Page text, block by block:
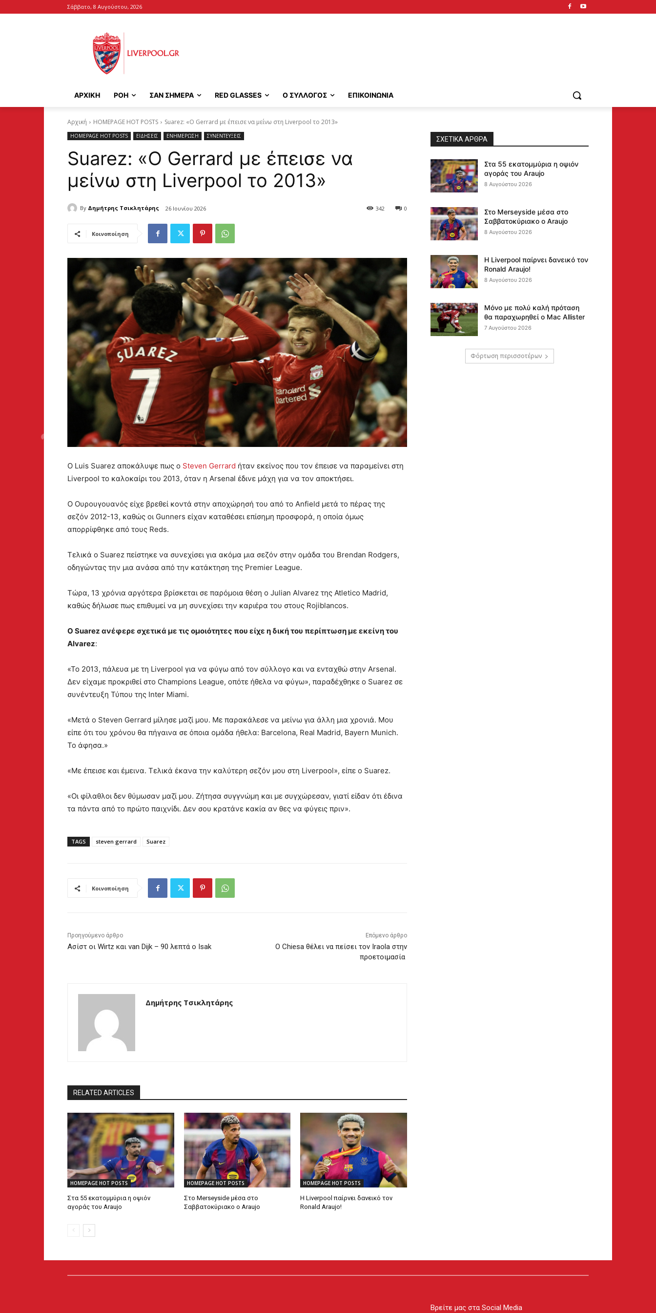
Σάββατο, 8 Αυγούστου, 2026
ΑΡΧΙΚΉ ΡΟΗ ΣΑΝ ΣΗΜΕΡΑ RED GLASSES Ο ΣΥΛΛΟΓΟΣ ΕΠΙΚΟΙΝΩΝΙΑ
Αρχική HOMEPAGE HOT POSTS Suarez: «Ο Gerrard με έπεισε να μείνω στη Liverpool το 2013»
HOMEPAGE HOT POSTS ΕΙΔΗΣΕΙΣ ΕΝΗΜΕΡΩΣΗ ΣΥΝΕΝΤΕΥΞΕΙΣ
Suarez: «Ο Gerrard με έπεισε να
μείνω στη Liverpool το 2013»
By Δημήτρης Τσικλητάρης 26 Ιουνίου 2026 0
342
Κοινοποίηση
Ο Luis Suarez αποκάλυψε πως ο Steven Gerrard ήταν εκείνος που τον έπεισε να παραμείνει στη
Liverpool το καλοκαίρι του 2013, όταν η Arsenal έδινε μάχη για να τον αποκτήσει.
Ο Ουρουγουανός είχε βρεθεί κοντά στην αποχώρησή του από το Anfield μετά το πέρας της
σεζόν 2012-13, καθώς οι Gunners είχαν καταθέσει επίσημη προσφορά, η οποία όμως
απορρίφθηκε από τους Reds.
Τελικά ο Suarez πείστηκε να συνεχίσει για ακόμα μια σεζόν στην ομάδα του Brendan Rodgers,
οδηγώντας την μια ανάσα από την κατάκτηση της Premier League.
Τώρα, 13 χρόνια αργότερα βρίσκεται σε παρόμοια θέση ο Julian Alvarez της Atletico Madrid,
καθώς δήλωσε πως επιθυμεί να μη συνεχίσει την καριέρα του στους Rojiblancos.
Ο Suarez ανέφερε σχετικά με τις ομοιότητες που είχε η δική του περίπτωση με εκείνη του
Alvarez:
«Το 2013, πάλευα με τη Liverpool για να φύγω από τον σύλλογο και να ενταχθώ στην Arsenal.
Δεν είχαμε προκριθεί στο Champions League, οπότε ήθελα να φύγω», παραδέχθηκε ο Suarez σε
συνέντευξη Τύπου της Inter Miami.
«Μετά ο Steven Gerrard μίλησε μαζί μου. Με παρακάλεσε να μείνω για άλλη μια χρονιά. Μου
είπε ότι του χρόνου θα πήγαινα σε όποια ομάδα ήθελα: Barcelona, Real Madrid, Bayern Munich.
Το άφησα.»
«Με έπεισε και έμεινα. Τελικά έκανα την καλύτερη σεζόν μου στη Liverpool», είπε ο Suarez.
«Οι φίλαθλοι δεν θύμωσαν μαζί μου. Ζήτησα συγγνώμη και με συγχώρεσαν, γιατί είδαν ότι έδινα
τα πάντα από το πρώτο παιχνίδι. Δεν σου κρατάνε κακία αν θες να φύγεις πριν».
TAGS steven gerrard Suarez
Κοινοποίηση
Προηγούμενο άρθρο
Ασίστ οι Wirtz και van Dijk – 90 λεπτά ο Isak
Επόμενο άρθρο
Ο Chiesa θέλει να πείσει τον Iraola στην
προετοιμασία
Δημήτρης Τσικλητάρης
RELATED ARTICLES
HOMEPAGE HOT POSTS
Στα 55 εκατομμύρια η οψιόν
αγοράς του Araujo
HOMEPAGE HOT POSTS
Στο Merseyside μέσα στο
Σαββατοκύριακο ο Araujo
HOMEPAGE HOT POSTS
Η Liverpool παίρνει δανεικό τον
Ronald Araujo!
ΣΧΕΤΙΚΆ ΆΡΘΡΑ
Στα 55 εκατομμύρια η οψιόν
αγοράς του Araujo
8 Αυγούστου 2026
Στο Merseyside μέσα στο
Σαββατοκύριακο ο Araujo
8 Αυγούστου 2026
Η Liverpool παίρνει δανεικό τον
Ronald Araujo!
8 Αυγούστου 2026
Μόνο με πολύ καλή πρόταση
θα παραχωρηθεί ο Mac Allister
7 Αυγούστου 2026
Φόρτωση περισσοτέρων
Βρείτε μας στα Social Media